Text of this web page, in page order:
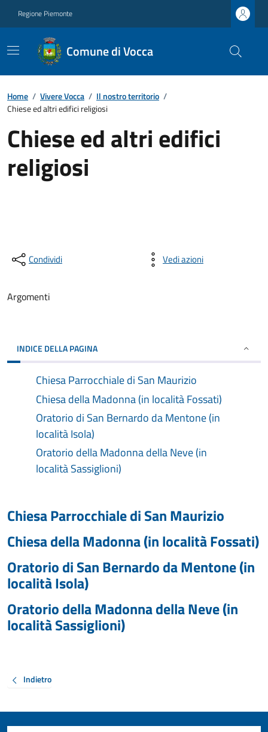
Regione Piemonte
Comune di Vocca
Home / Vivere Vocca / Il nostro territorio /
Chiese ed altri edifici religiosi
Chiese ed altri edifici
religiosi
Condividi Vedi azioni
Argomenti
INDICE DELLA PAGINA
Chiesa Parrocchiale di San Maurizio
Chiesa della Madonna (in località Fossati)
Oratorio di San Bernardo da Mentone (in
località Isola)
Oratorio della Madonna della Neve (in
località Sassiglioni)
Chiesa Parrocchiale di San Maurizio
Chiesa della Madonna (in località Fossati)
Oratorio di San Bernardo da Mentone (in
località Isola)
Oratorio della Madonna della Neve (in
località Sassiglioni)
Indietro